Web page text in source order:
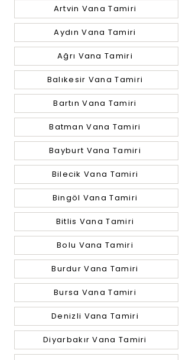
Artvin Vana Tamiri
Aydın Vana Tamiri
Ağrı Vana Tamiri
Balıkesir Vana Tamiri
Bartın Vana Tamiri
Batman Vana Tamiri
Bayburt Vana Tamiri
Bilecik Vana Tamiri
Bingöl Vana Tamiri
Bitlis Vana Tamiri
Bolu Vana Tamiri
Burdur Vana Tamiri
Bursa Vana Tamiri
Denizli Vana Tamiri
Diyarbakır Vana Tamiri